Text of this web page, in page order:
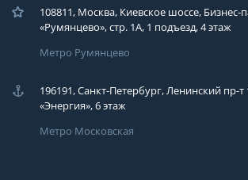
108811, Москва, Киевское шоссе, Бизнес-
«Румянцево», стр. 1А, 1 подъезд, 4 этаж
Метро Румянцево
196191, Санкт-Петербург, Ленинский пр-т
«Энергия», 6 этаж
Метро Московская